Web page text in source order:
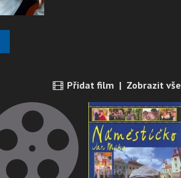
Přidat film | Zobrazit vše